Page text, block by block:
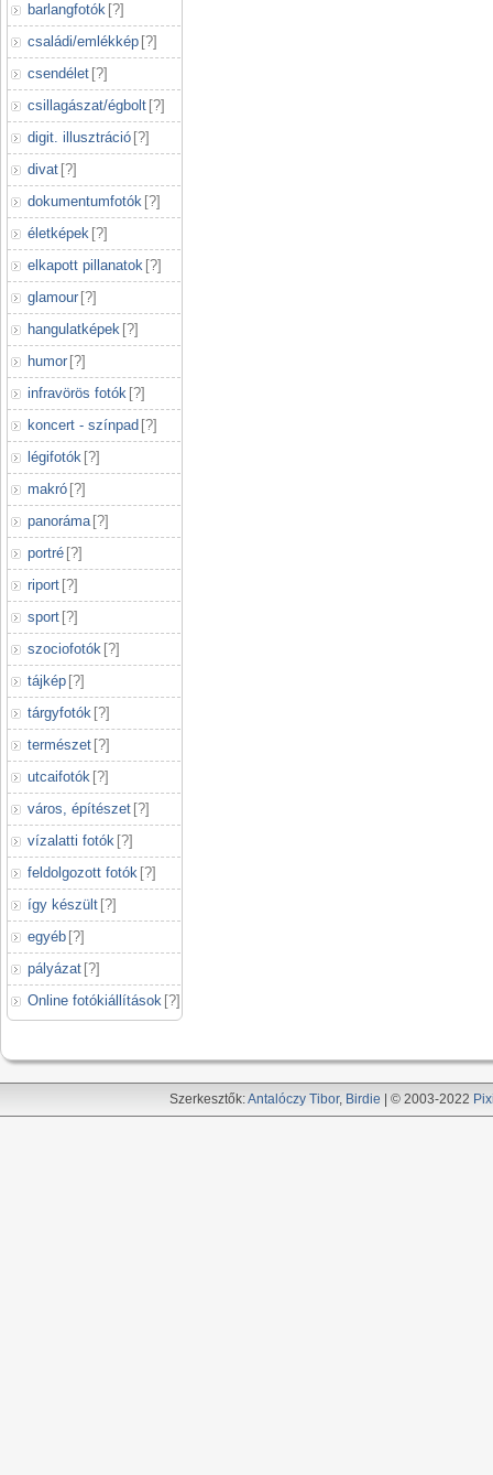
barlangfotók [?]
családi/emlékkép [?]
csendélet [?]
csillagászat/égbolt [?]
digit. illusztráció [?]
divat [?]
dokumentumfotók [?]
életképek [?]
elkapott pillanatok [?]
glamour [?]
hangulatképek [?]
humor [?]
infravörös fotók [?]
koncert - színpad [?]
légifotók [?]
makró [?]
panoráma [?]
portré [?]
riport [?]
sport [?]
szociofotók [?]
tájkép [?]
tárgyfotók [?]
természet [?]
utcaifotók [?]
város, építészet [?]
vízalatti fotók [?]
feldolgozott fotók [?]
így készült [?]
egyéb [?]
pályázat [?]
Online fotókiállítások [?]
Szerkesztők:Antalóczy Tibor, Birdie | © 2003-2022